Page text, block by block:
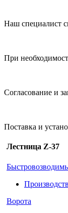
Наш специалист
При
Согласование и
Поставка и
Лестница Z-37
Ворота